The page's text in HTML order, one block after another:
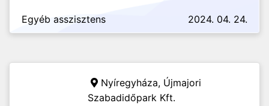
Egyéb asszisztens 2024. 04. 24.
Nyíregyháza, Újmajori
Szabadidőpark Kft.